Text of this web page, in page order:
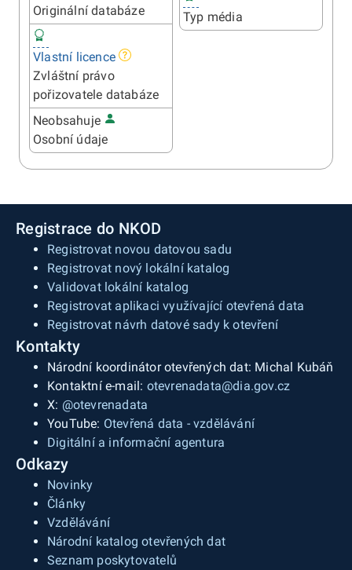
Originální databáze
Vlastní licence
Zvláštní právo
pořizovatele databáze
Neobsahuje
Osobní údaje
Typ média
Registrace do NKOD
Registrovat novou datovou sadu
Registrovat nový lokální katalog
Validovat lokální katalog
Registrovat aplikaci využívající otevřená data
Registrovat návrh datové sady k otevření
Kontakty
Národní koordinátor otevřených dat: Michal Kubáň
Kontaktní e-mail: otevrenadata@dia.gov.cz
X: @otevrenadata
YouTube: Otevřená data - vzdělávání
Digitální a informační agentura
Odkazy
Novinky
Články
Vzdělávání
Národní katalog otevřených dat
Seznam poskytovatelů